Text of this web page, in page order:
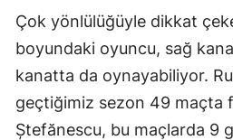
Çok yönlülüğüyle dikkat
boyundaki oyuncu, sağ
kanatta da oynayabiliyor.
geçtiğimiz sezon 49 maçta
Ștefănescu, bu maçlarda 9